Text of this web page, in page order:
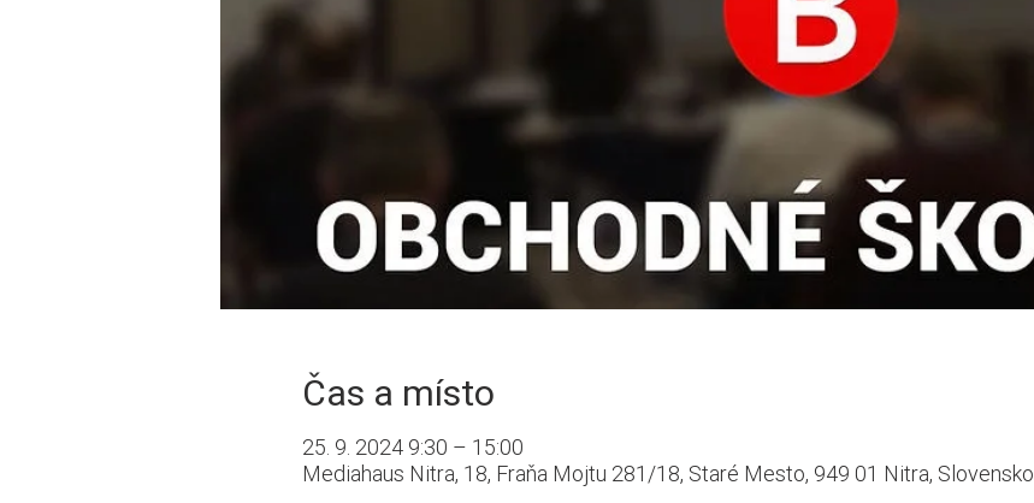
Čas a místo
25. 9. 2024 9:30 – 15:00
Mediahaus Nitra, 18, Fraňa Mojtu 281/18, Staré Mesto, 949 01 Nitra, Slovensko